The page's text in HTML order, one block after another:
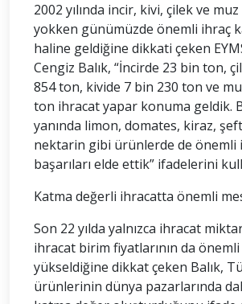
2002 yılında incir, kivi, çilek ve muz
yokken günümüzde önemli ihraç
haline geldiğine dikkati çeken
Cengiz Balık, “İncirde 23 bin ton,
854 ton, kivide 7 bin 230 ton ve
ton ihracat yapar konuma geldik.
yanında limon, domates, kiraz,
nektarin gibi ürünlerde de önemli
başarıları elde ettik” ifadelerini
Katma değerli ihracatta önemli
Son 22 yılda yalnızca ihracat
ihracat birim fiyatlarının da
yükseldiğine dikkat çeken Balık,
ürünlerinin dünya pazarlarında